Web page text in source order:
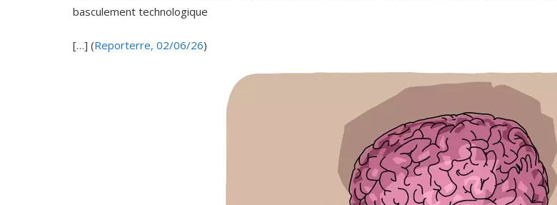
basculement technologique
[…] (Reporterre, 02/06/26)